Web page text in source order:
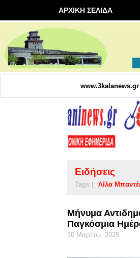
ΑΡΧΙΚΗ ΣΕΛΙΔΑ
www.3kalanews.gr
Ειδήσεις
Tags | Λίλα
Μήνυμα
Παγκόσμια
10 Μαρτίου, 2025